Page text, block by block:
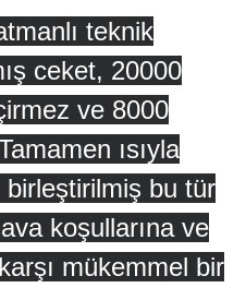
teknik
ceket, 20000
ve 8000
ısıyla
birleştirilmiş bu tür
koşullarına ve
mükemmel bir